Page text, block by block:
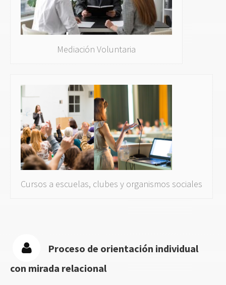
Mediación Voluntaria
Cursos a escuelas, clubes y organismos sociales
Proceso de orientación individual
con mirada relacional